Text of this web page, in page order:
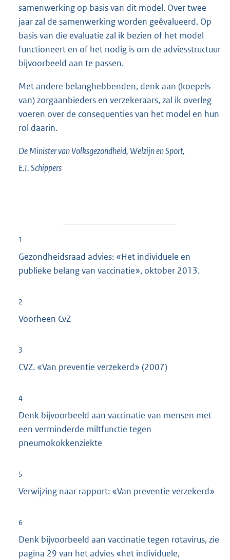
samenwerking op basis van dit model. Over twee
jaar zal de samenwerking worden geëvalueerd. Op
basis van die evaluatie zal ik bezien of het model
functioneert en of het nodig is om de adviesstructuur
bijvoorbeeld aan te passen.
Met andere belanghebbenden, denk aan (koepels
van) zorgaanbieders en verzekeraars, zal ik overleg
voeren over de consequenties van het model en hun
rol daarin.
De Minister van Volksgezondheid, Welzijn en Sport,
E.I.Schippers
1
Gezondheidsraad advies: «Het individuele en
publieke belang van vaccinatie», oktober 2013.
2
Voorheen CvZ
3
CVZ. «Van preventie verzekerd» (2007)
4
Denk bijvoorbeeld aan vaccinatie van mensen met
een verminderde miltfunctie tegen
pneumokokkenziekte
5
Verwijzing naar rapport: «Van preventie verzekerd»
6
Denk bijvoorbeeld aan vaccinatie tegen rotavirus, zie
pagina 29 van het advies «het individuele,